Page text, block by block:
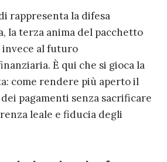
rappresenta la difesa
la terza anima del pacchetto
invece al futuro
È qui che si gioca la
come rendere più aperto il
pagamenti senza sacrificare
leale e fiducia degli